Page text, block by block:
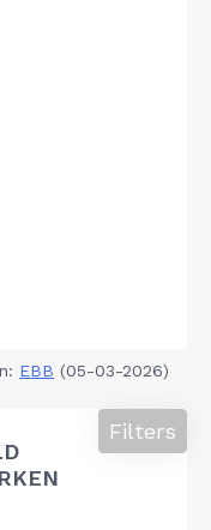
EBB (05-03-2026)
Filters